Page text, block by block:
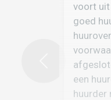
voort uit
goed
een
huurder
Previous